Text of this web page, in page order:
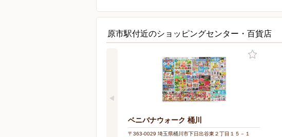
原市駅付近のショッピングセンター・百貨店
ベニバナウォーク 桶川
〒363-0029 埼玉県桶川市下日出谷東２丁目１５－１